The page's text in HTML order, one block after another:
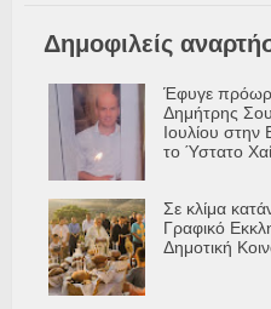
Δημοφιλείς
Έφυγε
Δημήτρης
Ιουλίου στην
το Ύστατο
Σε κλίμα
Γραφικό
Δημοτική